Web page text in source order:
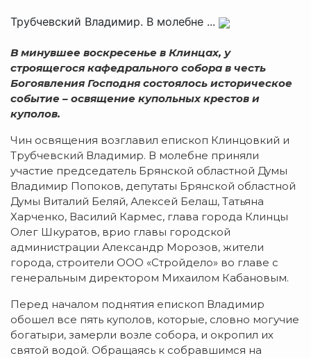
Трубчевский Владимир. В молебне ...
В минувшее воскресенье в Клинцах, у
строящегося кафедрального собора в честь
Богоявления Господня состоялось историческое
событие – освящение купольных крестов и
куполов.
Чин освящения возглавил епископ Клинцовкий и
Трубчевский Владимир. В молебне приняли
участие председатель Брянской областной Думы
Владимир Попоков, депутаты Брянской областной
Думы Виталий Беляй, Алексей Белаш, Татьяна
Харченко, Василий Кармес, глава города Клинцы
Олег Шкуратов, врио главы городской
администрации Александр Морозов, жители
города, строители ООО «Стройдело» во главе с
генеральным директором Михаилом Кабановым.
Перед началом поднятия епископ Владимир
обошел все пять куполов, которые, словно могучие
богатыри, замерли возле собора, и окропил их
святой водой. Обращаясь к собравшимся на